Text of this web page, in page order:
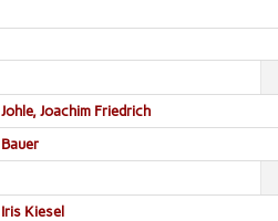
Johle, Joachim Friedrich
Bauer
Iris Kiesel